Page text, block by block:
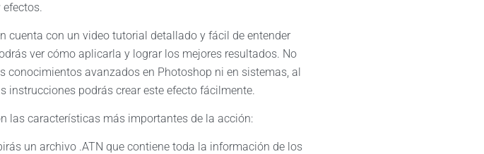
cuenta con un video tutorial detallado y fácil de entender
ver cómo aplicarla y lograr los mejores resultados. No
conocimientos avanzados en Photoshop ni en sistemas, al
instrucciones podrás crear este efecto fácilmente.
las características más importantes de la acción:
un archivo .ATN que contiene toda la información de los